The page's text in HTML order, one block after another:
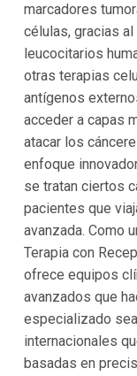
marcadores
células, gracias
leucocitarios
otras terapias
antígenos
acceder a capas
atacar los
enfoque
se tratan ciertos
pacientes que
avanzada. Como
Terapia con
ofrece equipos
avanzados que
especializado
internacionales
basadas en